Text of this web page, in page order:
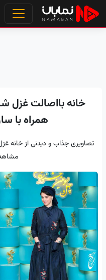
خانه بااصالت غزل
همراه با
تصاویری جذاب و دیدنی از خانه